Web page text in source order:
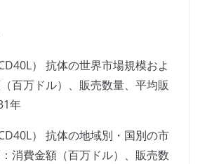
） 抗体の世界市場規模およ
百万ドル）、販売数量、平均販
年
） 抗体の地域別・国別の市
消費金額（百万ドル）、販売数